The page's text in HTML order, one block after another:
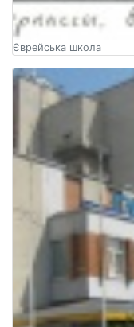
Єврейська школа